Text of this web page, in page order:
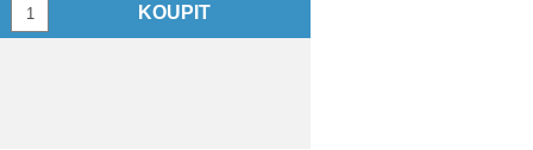
KOUPIT